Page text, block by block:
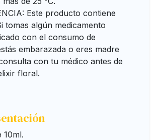
Este producto contiene
tomas algún medicamento
con el consumo de
embarazada o eres madre
con tu médico antes de
floral.
10ml.